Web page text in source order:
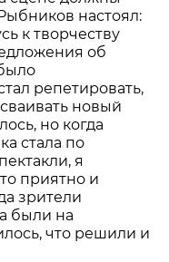
настоял:
к творчеству
об
репетировать,
новый
но когда
стала по
я
приятно и
зрители
были на
что решили и